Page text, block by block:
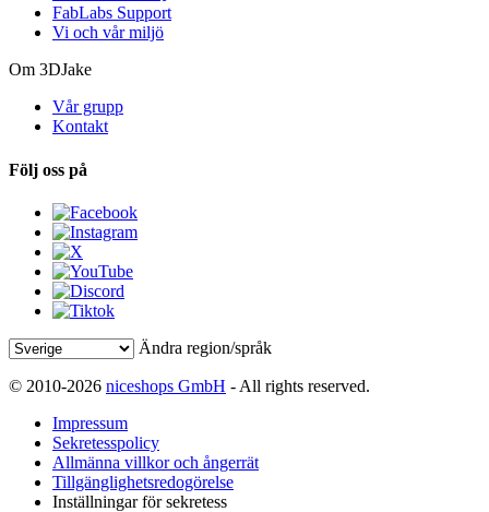
FabLabs Support
Vi och vår miljö
Om 3DJake
Vår grupp
Kontakt
Följ oss på
Ändra region/språk
© 2010-2026 niceshops GmbH - All rights reserved.
Impressum
Sekretesspolicy
Allmänna villkor och ångerrät
Tillgänglighetsredogörelse
Inställningar för sekretess